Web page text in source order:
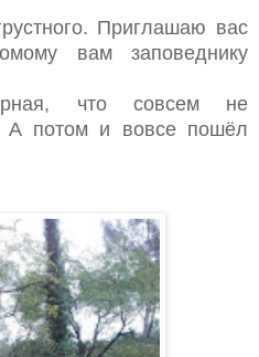
Приглашаю вас
вам заповеднику
что совсем не
А потом и вовсе пошёл